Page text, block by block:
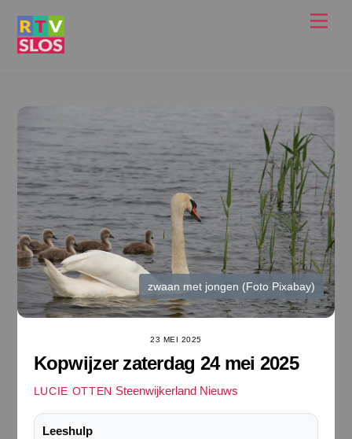
zwaan met jongen (Foto Pixabay)
23 MEI 2025
Kopwijzer zaterdag 24 mei 2025
LUCIE OTTEN Steenwijkerland Nieuws
Leeshulp